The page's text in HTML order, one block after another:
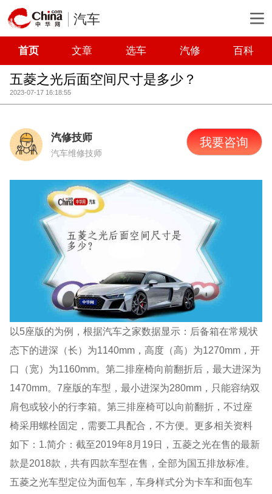
汽车
首页 文章 选车 汽修 百科
五菱之光后面空间尺寸是多少？
2023-07-17 16:18:55
汽修技师
汽车维修技师
我要咨询
以5座版的为例，根据汽车之家数据显示：后备箱在常规状
态下的进深（长）为1140mm，高度（高）为1270mm，开
口（宽）为1160mm。第二排座椅向前翻折后，最大进深为
1470mm。7座版的车型，最小进深为280mm，只能容纳双
肩包或较小的行李箱。第三排座椅可以向前翻折，不过座
椅采用螺栓固定，需要工具配合，不方便。更多相关资料
如下：1.简介：截至2019年8月19日，五菱之光在售的最新
款是2018款，共有四款车型在售，全部为国五排放标准。
五菱之光车型定位为面包车，车身样式分为卡车和面包车